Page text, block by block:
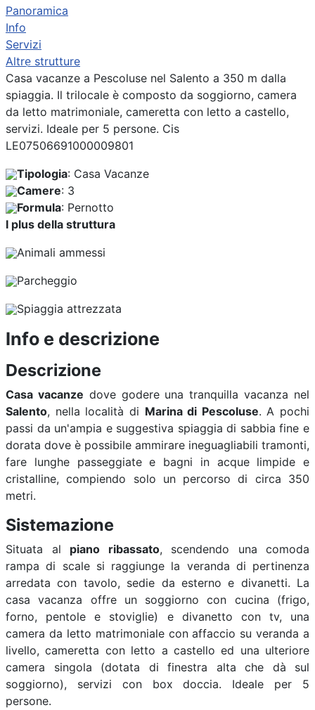
Panoramica
Info
Servizi
Altre strutture
Previous
Casa vacanze a Pescoluse nel Salento a 350 m dalla
spiaggia. Il trilocale è composto da soggiorno, camera
da letto matrimoniale, cameretta con letto a castello,
servizi. Ideale per 5 persone. Cis
LE07506691000009801
Tipologia: Casa Vacanze
Camere: 3
Formula: Pernotto
I plus della struttura
Animali ammessi
Parcheggio
Spiaggia attrezzata
Info e descrizione
Descrizione
Casa vacanze dove godere una tranquilla vacanza nel
Salento, nella località di Marina di Pescoluse. A pochi
passi da un'ampia e suggestiva spiaggia di sabbia fine e
dorata dove è possibile ammirare ineguagliabili tramonti,
fare lunghe passeggiate e bagni in acque limpide e
cristalline, compiendo solo un percorso di circa 350
metri.
Sistemazione
Situata al piano ribassato, scendendo una comoda
rampa di scale si raggiunge la veranda di pertinenza
arredata con tavolo, sedie da esterno e divanetti. La
casa vacanza offre un soggiorno con cucina (frigo,
forno, pentole e stoviglie) e divanetto con tv, una
camera da letto matrimoniale con affaccio su veranda a
livello, cameretta con letto a castello ed una ulteriore
camera singola (dotata di finestra alta che dà sul
soggiorno), servizi con box doccia. Ideale per 5
persone.